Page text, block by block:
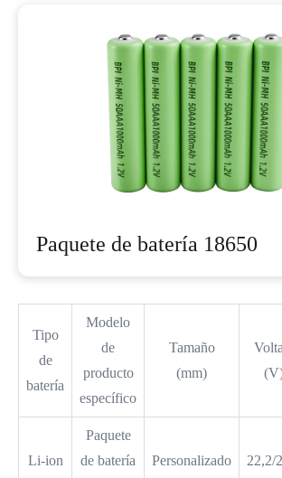
Paquete de batería 18650
Tipo
de
batería
Modelo
de
producto
específico
Tamaño
(mm)
Li-ion
Paquete
de batería
Personalizado 22,2/